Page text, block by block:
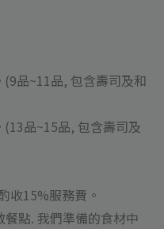
品~11品, 包含壽司及和
品~15品, 包含壽司及
收15%服務費。
點. 我們準備的食材中